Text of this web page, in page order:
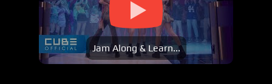
Jam Along & Learn...